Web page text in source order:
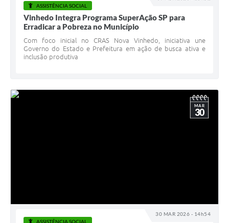
ASSISTÊNCIA SOCIAL
Vinhedo Integra Programa SuperAção SP para
Erradicar a Pobreza no Município
Com foco inicial no CRAS Nova Vinhedo, iniciativa une
Governo do Estado e Prefeitura em ação de busca ativa e
inclusão produtiva
30 MAR 2026 - 14h54
MAR
30
ASSISTÊNCIA SOCIAL